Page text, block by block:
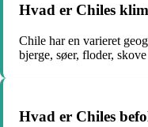
Hvad er Chiles
Chile har en varieret
bjerge, søer, floder,
Hvad er Chiles